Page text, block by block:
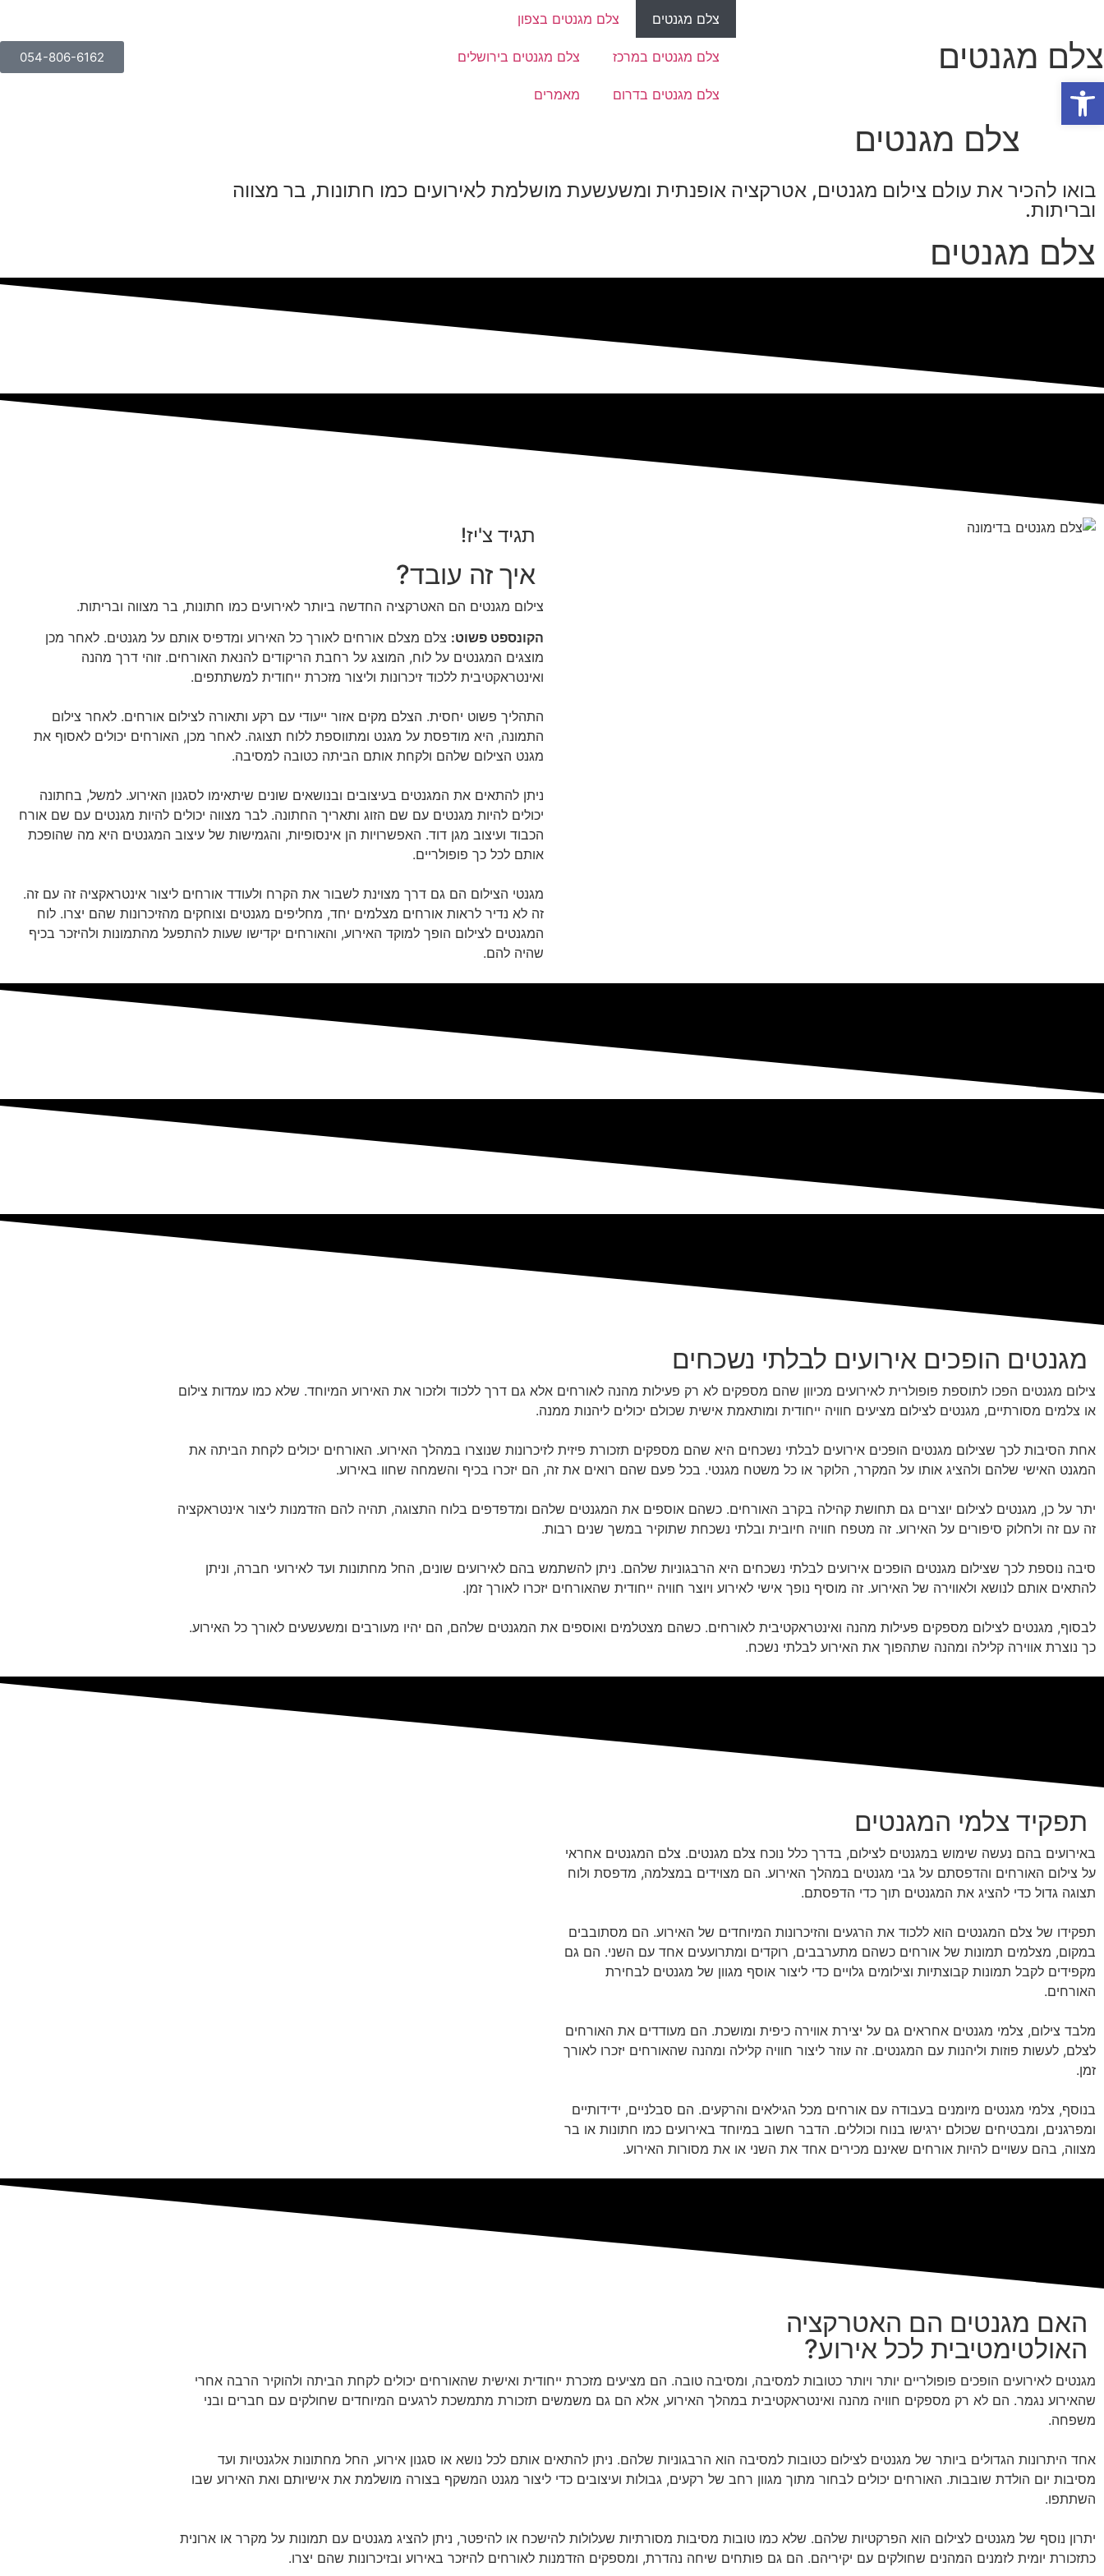
צלם מגנטים
צלם מגנטים צלם מגנטים בצפון
צלם מגנטים במרכז צלם מגנטים בירושלים
צלם מגנטים בדרום מאמרים
054-806-6162
צלם מגנטים
בואו להכיר את עולם צילום מגנטים, אטרקציה אופנתית ומשעשעת מושלמת לאירועים כמו חתונות, בר מצווה
ובריתות.
צלם מגנטים
תגיד צ'יז!
איך זה עובד?
צילום מגנטים הם האטרקציה החדשה ביותר לאירועים כמו חתונות, בר מצווה ובריתות.
הקונספט פשוט: צלם מצלם אורחים לאורך כל האירוע ומדפיס אותם על מגנטים. לאחר מכן
מוצגים המגנטים על לוח, המוצג על רחבת הריקודים להנאת האורחים. זוהי דרך מהנה
ואינטראקטיבית ללכוד זיכרונות וליצור מזכרת ייחודית למשתתפים.
התהליך פשוט יחסית. הצלם מקים אזור ייעודי עם רקע ותאורה לצילום אורחים. לאחר צילום
התמונה, היא מודפסת על מגנט ומתווספת ללוח תצוגה. לאחר מכן, האורחים יכולים לאסוף את
מגנט הצילום שלהם ולקחת אותם הביתה כטובה למסיבה.
ניתן להתאים את המגנטים בעיצובים ובנושאים שונים שיתאימו לסגנון האירוע. למשל, בחתונה
יכולים להיות מגנטים עם שם הזוג ותאריך החתונה. לבר מצווה יכולים להיות מגנטים עם שם אורח
הכבוד ועיצוב מגן דוד. האפשרויות הן אינסופיות, והגמישות של עיצוב המגנטים היא מה שהופכת
אותם לכל כך פופולריים.
מגנטי הצילום הם גם דרך מצוינת לשבור את הקרח ולעודד אורחים ליצור אינטראקציה זה עם זה.
זה לא נדיר לראות אורחים מצלמים יחד, מחליפים מגנטים וצוחקים מהזיכרונות שהם יצרו. לוח
המגנטים לצילום הופך למוקד האירוע, והאורחים יקדישו שעות להתפעל מהתמונות ולהיזכר בכיף
שהיה להם.
מגנטים הופכים אירועים לבלתי נשכחים
צילום מגנטים הפכו לתוספת פופולרית לאירועים מכיוון שהם מספקים לא רק פעילות מהנה לאורחים אלא גם דרך ללכוד ולזכור את האירוע המיוחד. שלא כמו עמדות צילום
או צלמים מסורתיים, מגנטים לצילום מציעים חוויה ייחודית ומותאמת אישית שכולם יכולים ליהנות ממנה.
אחת הסיבות לכך שצילום מגנטים הופכים אירועים לבלתי נשכחים היא שהם מספקים תזכורת פיזית לזיכרונות שנוצרו במהלך האירוע. האורחים יכולים לקחת הביתה את
המגנט האישי שלהם ולהציג אותו על המקרר, הלוקר או כל משטח מגנטי. בכל פעם שהם רואים את זה, הם יזכרו בכיף והשמחה שחוו באירוע.
יתר על כן, מגנטים לצילום יוצרים גם תחושת קהילה בקרב האורחים. כשהם אוספים את המגנטים שלהם ומדפדפים בלוח התצוגה, תהיה להם הזדמנות ליצור אינטראקציה
זה עם זה ולחלוק סיפורים על האירוע. זה מטפח חוויה חיובית ובלתי נשכחת שתוקיר במשך שנים רבות.
סיבה נוספת לכך שצילום מגנטים הופכים אירועים לבלתי נשכחים היא הרבגוניות שלהם. ניתן להשתמש בהם לאירועים שונים, החל מחתונות ועד לאירועי חברה, וניתן
להתאים אותם לנושא ולאווירה של האירוע. זה מוסיף נופך אישי לאירוע ויוצר חוויה ייחודית שהאורחים יזכרו לאורך זמן.
לבסוף, מגנטים לצילום מספקים פעילות מהנה ואינטראקטיבית לאורחים. כשהם מצטלמים ואוספים את המגנטים שלהם, הם יהיו מעורבים ומשעשעים לאורך כל האירוע.
כך נוצרת אווירה קלילה ומהנה שתהפוך את האירוע לבלתי נשכח.
תפקיד צלמי המגנטים
באירועים בהם נעשה שימוש במגנטים לצילום, בדרך כלל נוכח צלם מגנטים. צלם המגנטים אחראי
על צילום האורחים והדפסתם על גבי מגנטים במהלך האירוע. הם מצוידים במצלמה, מדפסת ולוח
תצוגה גדול כדי להציג את המגנטים תוך כדי הדפסתם.
תפקידו של צלם המגנטים הוא ללכוד את הרגעים והזיכרונות המיוחדים של האירוע. הם מסתובבים
במקום, מצלמים תמונות של אורחים כשהם מתערבבים, רוקדים ומתרועעים אחד עם השני. הם גם
מקפידים לקבל תמונות קבוצתיות וצילומים גלויים כדי ליצור אוסף מגוון של מגנטים לבחירת
האורחים.
מלבד צילום, צלמי מגנטים אחראים גם על יצירת אווירה כיפית ומושכת. הם מעודדים את האורחים
לצלם, לעשות פוזות וליהנות עם המגנטים. זה עוזר ליצור חוויה קלילה ומהנה שהאורחים יזכרו לאורך
זמן.
בנוסף, צלמי מגנטים מיומנים בעבודה עם אורחים מכל הגילאים והרקעים. הם סבלניים, ידידותיים
ומפרגנים, ומבטיחים שכולם ירגישו בנוח וכוללים. הדבר חשוב במיוחד באירועים כמו חתונות או בר
מצווה, בהם עשויים להיות אורחים שאינם מכירים אחד את השני או את מסורות האירוע.
האם מגנטים הם האטרקציה
האולטימטיבית לכל אירוע?
מגנטים לאירועים הופכים פופולריים יותר ויותר כטובות למסיבה, ומסיבה טובה. הם מציעים מזכרת ייחודית ואישית שהאורחים יכולים לקחת הביתה ולהוקיר הרבה אחרי
שהאירוע נגמר. הם לא רק מספקים חוויה מהנה ואינטראקטיבית במהלך האירוע, אלא הם גם משמשים תזכורת מתמשכת לרגעים המיוחדים שחולקים עם חברים ובני
משפחה.
אחד היתרונות הגדולים ביותר של מגנטים לצילום כטובות למסיבה הוא הרבגוניות שלהם. ניתן להתאים אותם לכל נושא או סגנון אירוע, החל מחתונות אלגנטיות ועד
מסיבות יום הולדת שובבות. האורחים יכולים לבחור מתוך מגוון רחב של רקעים, גבולות ועיצובים כדי ליצור מגנט המשקף בצורה מושלמת את אישיותם ואת האירוע שבו
השתתפו.
יתרון נוסף של מגנטים לצילום הוא הפרקטיות שלהם. שלא כמו טובות מסיבות מסורתיות שעלולות להישכח או להיפטר, ניתן להציג מגנטים עם תמונות על מקרר או ארונית
כתזכורת יומית לזמנים המהנים שחולקים עם יקיריהם. הם גם פותחים שיחה נהדרת, ומספקים הזדמנות לאורחים להיזכר באירוע ובזיכרונות שהם יצרו.
פתח סרגל נגישות